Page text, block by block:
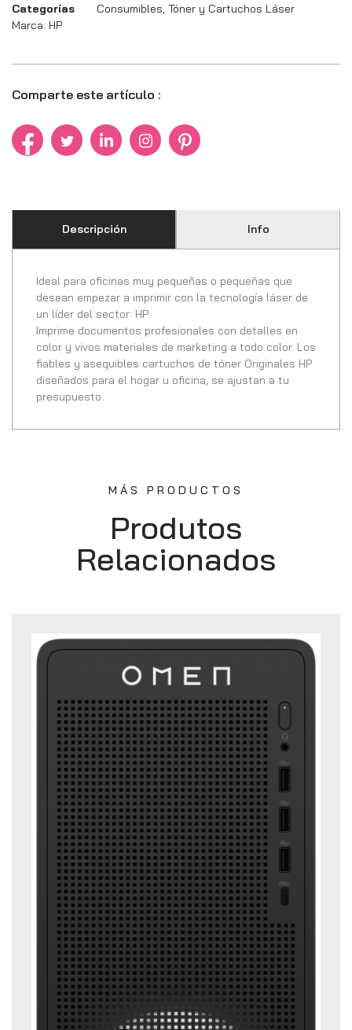
Categorías
Consumibles, Tóner y Cartuchos Láser
Marca: HP
Comparte este artículo :
Descripción Info
Ideal para oficinas muy pequeñas o pequeñas que
desean empezar a imprimir con la tecnología láser de
un líder del sector: HP.
Imprime documentos profesionales con detalles en
color y vivos materiales de marketing a todo color. Los
fiables y asequibles cartuchos de tóner Originales HP
diseñados para el hogar u oficina, se ajustan a tu
presupuesto.
MÁS PRODUCTOS
Produtos
Relacionados